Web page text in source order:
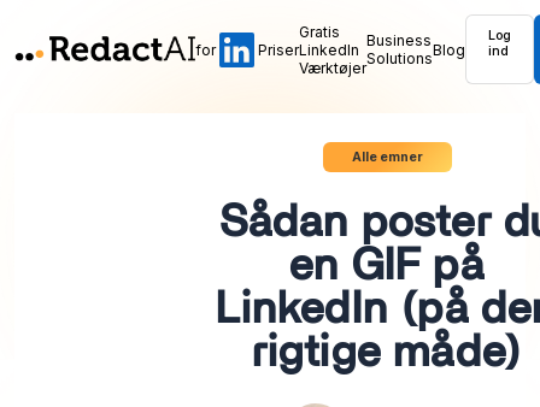
for Priser
Gratis
LinkedIn
Værktøjer
Business
SolutionsBlog
Log
ind
Alle emner
Sådan poster
en GIF på
LinkedIn (på
rigtige måde)